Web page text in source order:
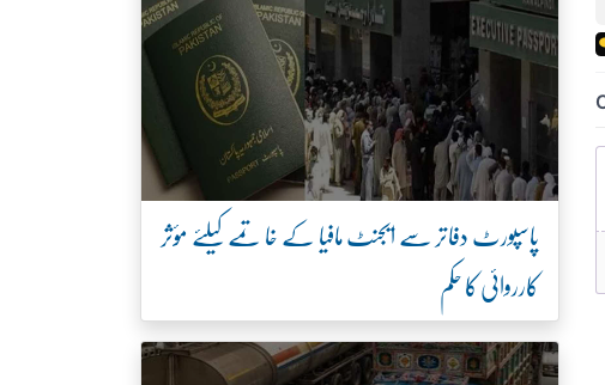
پاسپورٹ دفاتر سے ایجنٹ مافیا کے خاتمے کیلئے مؤثر
کارروائی کا حکم